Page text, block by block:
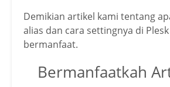
Demikian artikel kami tentang
alias dan cara settingnya di
bermanfaat.
Bermanfaatkah